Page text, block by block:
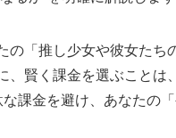
の「推し少女や彼女た
賢く課金を選ぶことは
課金を避け、あなたの